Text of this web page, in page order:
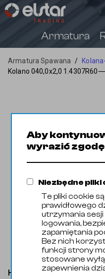
Armatura
Armatura Spawana / Kolana
Kolano 040,0x2,0 1.4307R60
Kolano 040,0x2,0
Aby
wyrazić zgodę
Niezbędne pliki
Te pliki cookie
prawidłowego
utrzymania sesji
logowania,
zapamiętania
Bez nich
funkcji strony
stosowane
zapewnienia